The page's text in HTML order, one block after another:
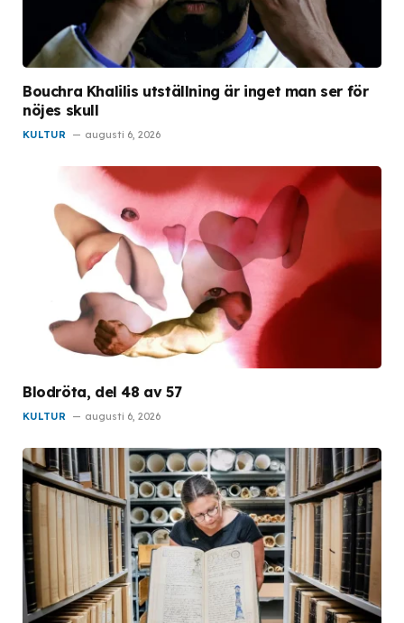
Bouchra Khalilis utställning är inget man ser för
nöjes skull
KULTUR augusti 6, 2026
Blodröta, del 48 av 57
KULTUR augusti 6, 2026